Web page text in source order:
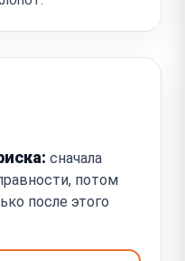
сначала
потом
после этого